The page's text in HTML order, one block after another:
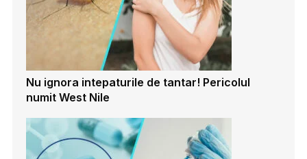
Nu ignora intepaturile de tantar! Pericolul
numit West Nile